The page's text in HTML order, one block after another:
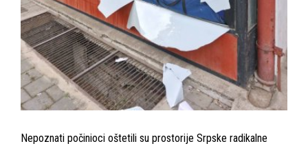
Nepoznati počinioci oštetili su prostorije Srpske radikalne